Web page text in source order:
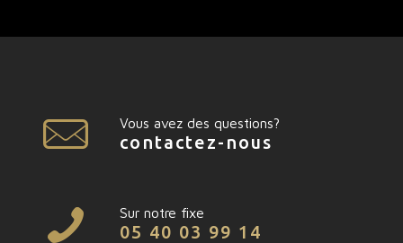
Vous avez des questions?
contactez-nous
Sur notre fixe
05 40 03 99 14